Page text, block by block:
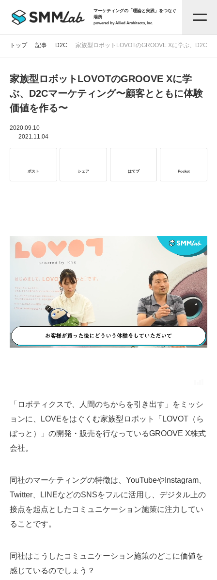
マーケティングの「理論と実践」をつなぐ
場所
powered by Allied Architects, Inc.
記事一覧
お役立ち資料
トップ 記事 D2C 家族型ロボットLOVOTのGROOVE Xに学ぶ、D2C
家族型ロボットLOVOTのGROOVE Xに学
ぶ、D2Cマーケティング〜顧客とともに体験
価値を作る〜
2020.09.10
2021.11.04
ポスト シェア はてブ Pocket
「ロボティクスで、人間のちからを引き出す」をミッシ
ョンに、LOVEをはぐくむ家族型ロボット「LOVOT（ら
ぼっと）」の開発・販売を行なっているGROOVE X株式
会社。
同社のマーケティングの特徴は、YouTubeやInstagram、
Twitter、LINEなどのSNSをフルに活用し、デジタル上の
接点を起点としたコミュニケーション施策に注力してい
ることです。
同社はこうしたコミュニケーション施策のどこに価値を
感じているのでしょう？